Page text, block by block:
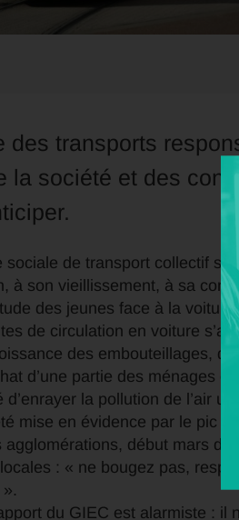
des transports
la société et des
sociale de transport collectif
à son vieillissement, à sa
des jeunes face à la voiture.
de circulation en voiture
des embouteillages,
d’une partie des ménages
d’enrayer la pollution de l’air
mise en évidence par le pic
début mars
: « ne bougez pas,
du GIEC est alarmiste : il